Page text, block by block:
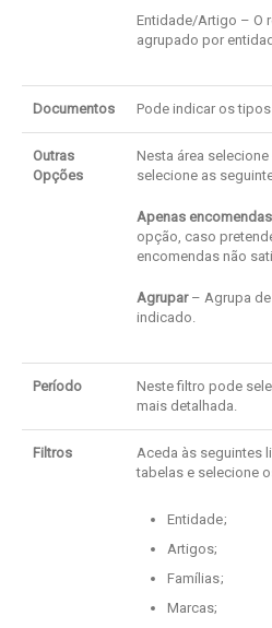
Entidade/Artigo – O
agrupado por
Documentos Pode indicar os
Outras
Opções
Nesta área
selecione as
Apenas
opção, caso
encomendas não
Agrupar– Agrupa
indicado.
Período
Neste filtro pode
mais detalhada.
Filtros
Aceda às seguintes
tabelas e selecione
Entidade;
Artigos;
Famílias;
Marcas;